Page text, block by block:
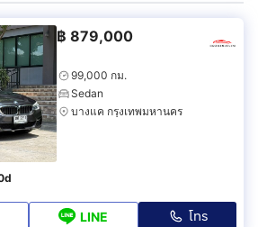
฿ 879,000
99,000 กม.
Sedan
บางแค กรุงเทพมหานคร
LINE โทร